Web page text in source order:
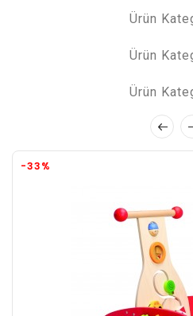
Ürün
Ürün
Ürün
-33%